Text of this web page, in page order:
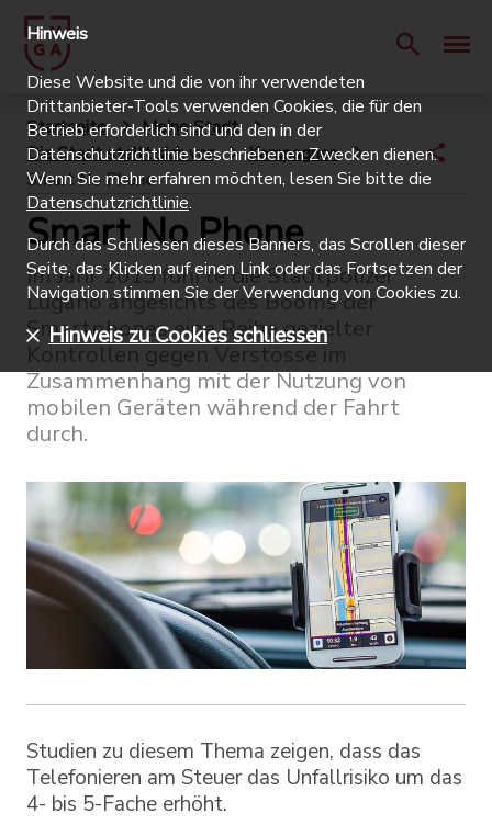
Startseite
Meine Stadt
Die Stadt stellt sich vor
Kampagnen
Smart No Phone
Smart No Phone
Im Jahr 2013 führte die Stadtpolizei
Lugano angesichts des Booms der
Smartphones eine Reihe gezielter
Kontrollen gegen Verstösse im
Zusammenhang mit der Nutzung von
mobilen Geräten während der Fahrt
durch.
Studien zu diesem Thema zeigen, dass das
Telefonieren am Steuer das Unfallrisiko um das
4- bis 5-Fache erhöht.
Hinweis
Diese Website und die von ihr verwendeten
Drittanbieter-Tools verwenden Cookies, die für den
Betrieb erforderlich sind und den in der
Datenschutzrichtlinie beschriebenen Zwecken dienen.
Wenn Sie mehr erfahren möchten, lesen Sie bitte die
Datenschutzrichtlinie.
Durch das Schliessen dieses Banners, das Scrollen dieser
Seite, das Klicken auf einen Link oder das Fortsetzen der
Navigation stimmen Sie der Verwendung von Cookies zu.
Hinweis zu Cookies schliessen